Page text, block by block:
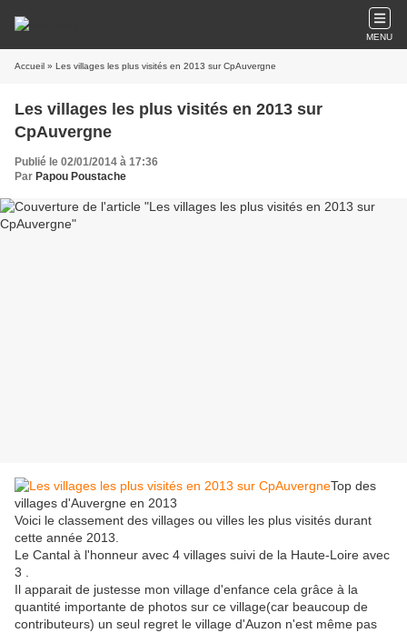
MENU
Accueil » Les villages les plus visités en 2013 sur CpAuvergne
Les villages les plus visités en 2013 sur
CpAuvergne
Publié le 02/01/2014 à 17:36
Par Papou Poustache
Top des
villages d'Auvergne en 2013
Voici le classement des villages ou villes les plus visités durant
cette année 2013.
Le Cantal à l'honneur avec 4 villages suivi de la Haute-Loire avec
3 .
Il apparait de justesse mon village d'enfance cela grâce à la
quantité importante de photos sur ce village(car beaucoup de
contributeurs) un seul regret le village d'Auzon n'est même pas